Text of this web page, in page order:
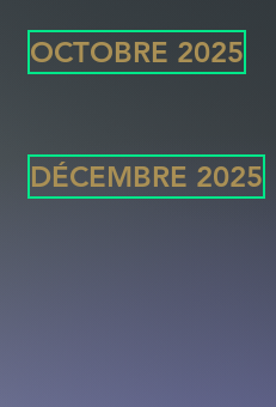
OCTOBRE 2025
DÉCEMBRE 2025